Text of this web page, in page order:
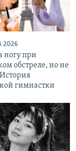
2026
ногу при
обстреле, но не
гимнастки